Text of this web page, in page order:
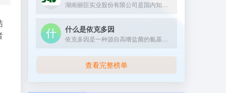
什么是依克多因
查看完整榜单